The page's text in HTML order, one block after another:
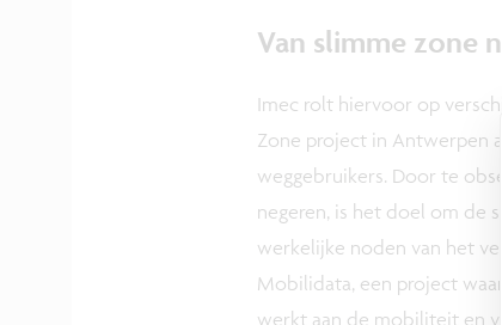
Van slimme zone
Imec rolt hiervoor op
Zone project in Antwerpen
weggebruikers. Door te
negeren, is het doel om de
werkelijke noden van het
Mobilidata, een project
werkt aan de mobiliteit en